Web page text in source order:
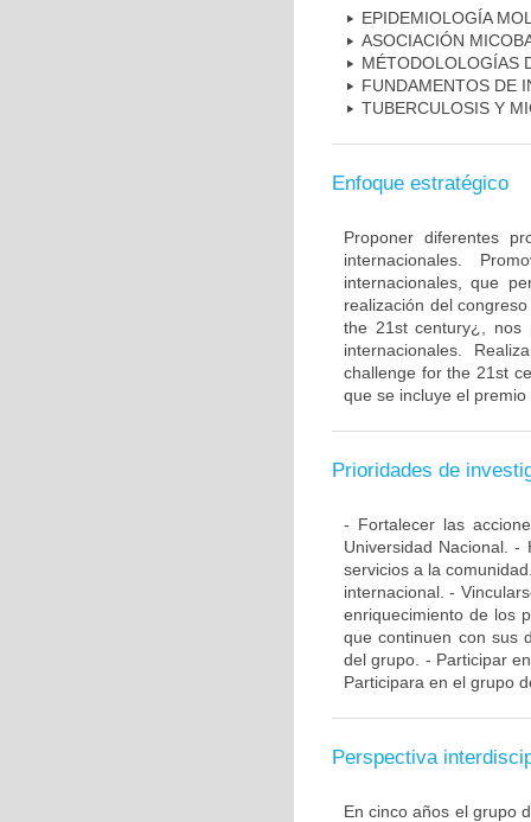
EPIDEMIOLOGÍA
ASOCIACIÓN
MÉTODOLOLOGÍAS
FUNDAMENTOS DE
TUBERCULOSIS Y
Enfoque estratégico
Proponer diferentes
internacionales.
internacionales, que
realización del
the 21st century¿, nos
internacionales.
challenge for the 21st
que se incluye el
Prioridades de
- Fortalecer las
Universidad Nacional. -
servicios a la
internacional. -
enriquecimiento de los
que continuen con sus
del grupo. - Participar
Participara en el grupo
Perspectiva
En cinco años el grupo